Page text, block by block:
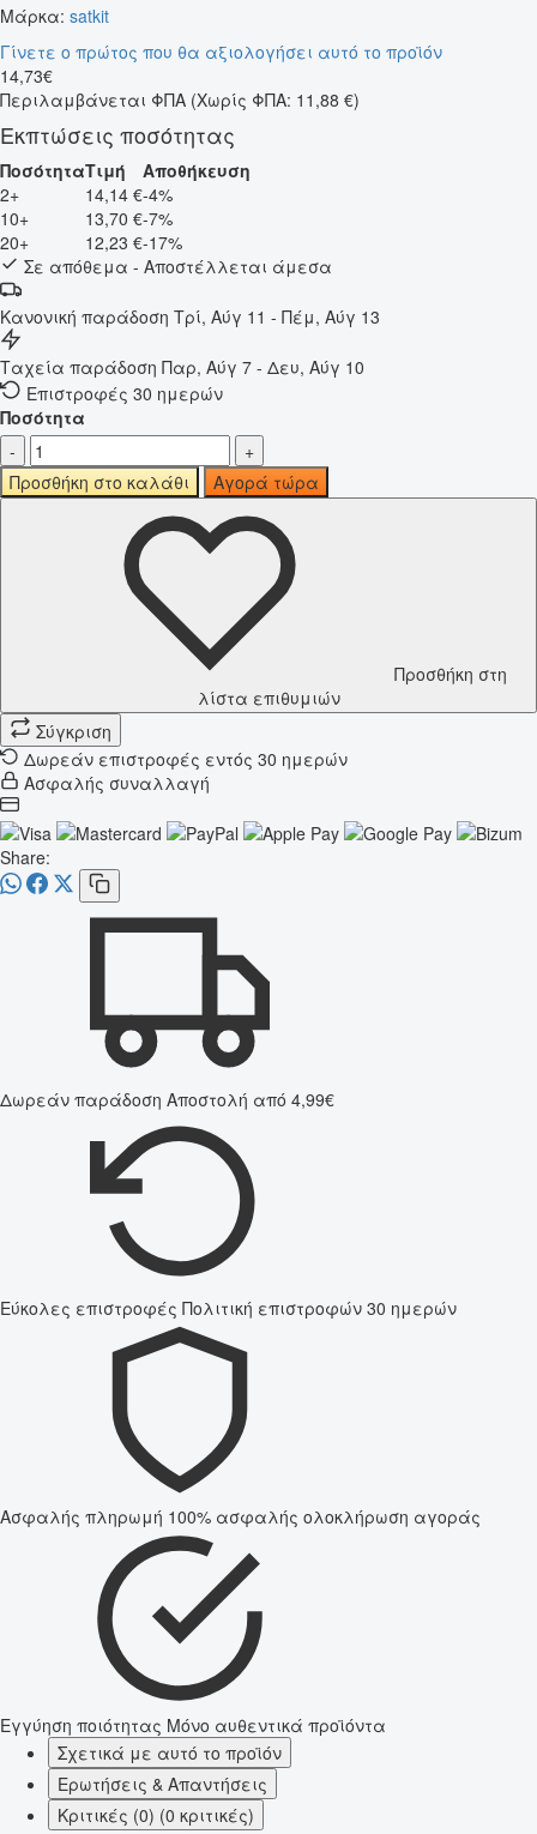
Μάρκα: satkit
Γίνετε ο πρώτος που θα αξιολογήσει αυτό το προϊόν
14,73€
Περιλαμβάνεται ΦΠΑ (Χωρίς ΦΠΑ: 11,88 €)
Εκπτώσεις ποσότητας
ΠοσότηταΤιμή
Αποθήκευση
2+
14,14 €-4%
10+
13,70 €-7%
20+
12,23 €-17%
Σε απόθεμα - Αποστέλλεται άμεσα
Κανονική παράδοση Τρί, Αύγ 11 - Πέμ, Αύγ 13
Ταχεία παράδοση Παρ, Αύγ 7 - Δευ, Αύγ 10
Επιστροφές 30 ημερών
Ποσότητα
-
+
Προσθήκη στο καλάθι
Αγορά τώρα
Προσθήκη στη
λίστα επιθυμιών
Σύγκριση
Δωρεάν επιστροφές εντός 30 ημερών
Ασφαλής συναλλαγή
Share:
Δωρεάν παράδοση Αποστολή από 4,99€
Εύκολες επιστροφές Πολιτική επιστροφών 30 ημερών
Ασφαλής πληρωμή 100% ασφαλής ολοκλήρωση αγοράς
Εγγύηση ποιότητας Μόνο αυθεντικά προϊόντα
Σχετικά με αυτό το προϊόν
Ερωτήσεις & Απαντήσεις
Κριτικές (0) (0 κριτικές)